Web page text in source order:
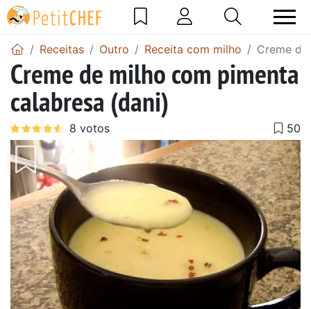
Receitas Outro Receita com milho Creme
Creme de milho com pimenta
calabresa (dani)